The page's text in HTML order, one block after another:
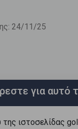
24/11/25
για αυτό
ιστοσελίδας